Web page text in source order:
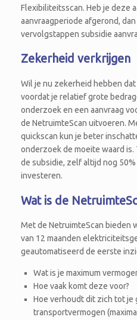
Flexibiliteitsscan. Heb je deze
aanvraagperiode afgerond,
vervolgstappen subsidie
Zekerheid verkrijgen
Wil je nu zekerheid hebben
voordat je relatief grote
onderzoek en een aanvraag
de NetruimteScan uitvoeren.
quickscan kun je beter
onderzoek de moeite waard
de subsidie, zelf altijd nog
investeren.
Wat is de
Met de NetruimteScan bieden
van 12 maanden
geautomatiseerd de eerste
Wat is je maximum
Hoe vaak komt deze voor?
Hoe verhoudt dit zich tot je
transportvermogen